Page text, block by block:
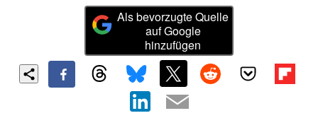
Als bevorzugte Quelle
auf Google
hinzufügen